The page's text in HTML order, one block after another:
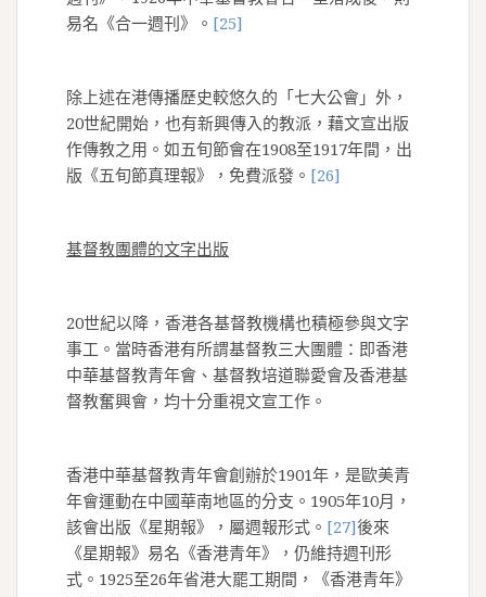
易名《合一週刊》。 [25]
除上述在港傳播歷史較悠久的「七大公會」外，
20世紀開始，也有新興傳入的教派，藉文宣出版
作傳教之用。如五旬節會在1908至1917年間，出
版《五旬節真理報》，免費派發。 [26]
基督教團體的文字出版
20世紀以降，香港各基督教機構也積極參與文字
事工。當時香港有所謂基督教三大團體：即香港
中華基督教青年會、基督教培道聯愛會及香港基
督教奮興會，均十分重視文宣工作。
香港中華基督教青年會創辦於1901年，是歐美青
年會運動在中國華南地區的分支。1905年10月，
該會出版《星期報》，屬週報形式。 [27]後來
《星期報》易名《香港青年》，仍維持週刊形
式。1925至26年省港大罷工期間，《香港青年》